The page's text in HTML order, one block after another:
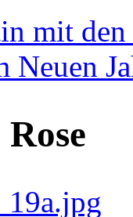
mit den
Neuen